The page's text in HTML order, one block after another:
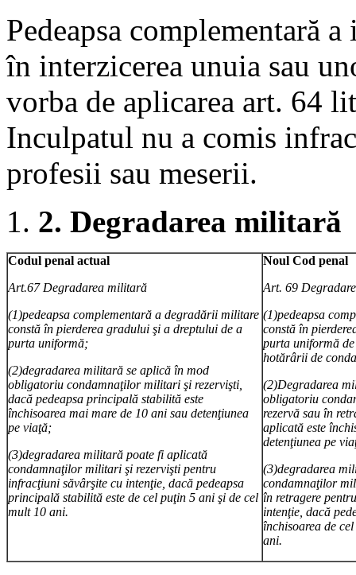
Pedeapsa complementară
în interzicerea unuia sau
vorba de aplicarea art. 64
Inculpatul nu a comis
profesii sau meserii.
2. Degradarea militară
Codul penal actual
Art.67 Degradarea militară
(1)pedeapsa complementară a degradării militare
constă în pierderea gradului şi a dreptului de a
purta uniformă;
(2)degradarea militară se aplică în mod
obligatoriu condamnaţilor militari şi rezervişti,
dacă pedeapsa principală stabilită este
închisoarea mai mare de 10 ani sau detenţiunea
pe viaţă;
(3)degradarea militară poate fi aplicată
condamnaţilor militari şi rezervişti pentru
infracţiuni săvârşite cu intenţie, dacă pedeapsa
principală stabilită este de cel puţin 5 ani şi de cel
mult 10 ani.
Noul Cod penal
Art. 69
(1)pedeapsa
constă în
purta uniformă
hotărârii de
(2)Degradarea
obligatoriu
rezervă sau în
aplicată este
detenţiunea pe
(3)degradarea
condamnaţilor
în retragere
intenţie, dacă
închisoarea de
ani.